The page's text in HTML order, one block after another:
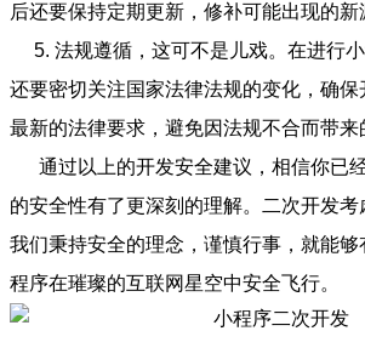
后还要保持定期更新，修补可能出现的新
5. 法规遵循，这可不是儿戏。在进行小
还要密切关注国家法律法规的变化，确
最新的法律要求，避免因法规不合而带来
通过以上的开发安全建议，相信你已
的安全性有了更深刻的理解。二次开发
我们秉持安全的理念，谨慎行事，就能
程序在璀璨的互联网星空中安全飞行。